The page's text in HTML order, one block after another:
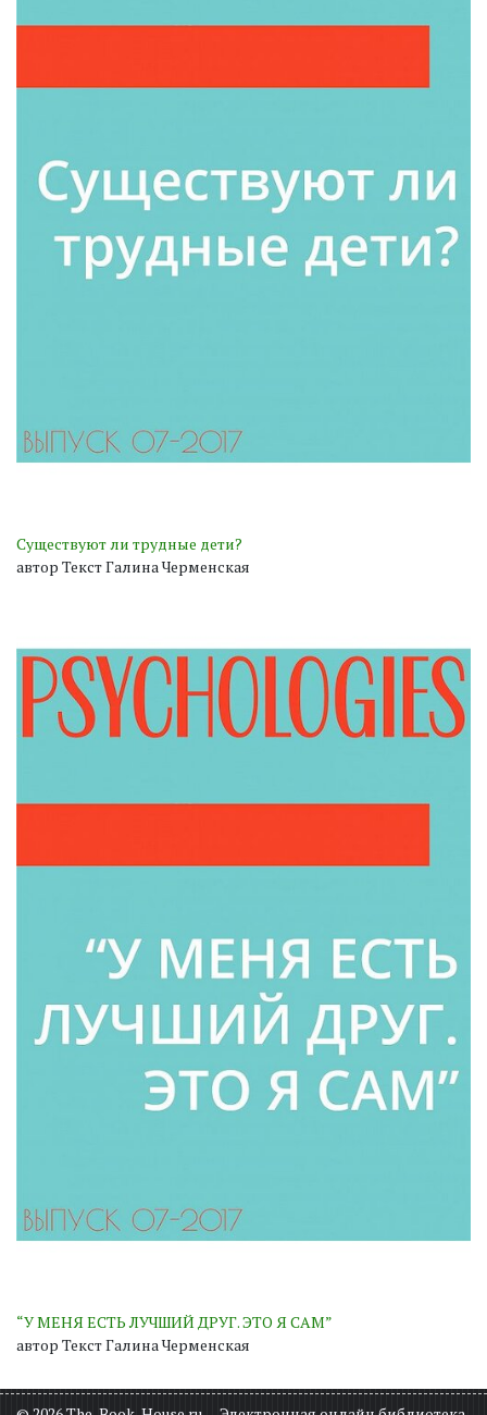
Существуют ли трудные дети?
автор Текст Галина Черменская
“У МЕНЯ ЕСТЬ ЛУЧШИЙ ДРУГ. ЭТО Я САМ”
автор Текст Галина Черменская